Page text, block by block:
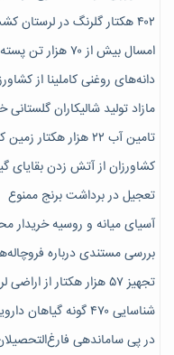
۴۰۲ هکتار گلرنگ در لرستان کشت شده است
امسال بیش از ۷۰ هزار تن پسته در رفسنجان برداشت می‌شود
دانه‌های روغنی کاملینا از
مازاد تولید شالیکاران
تامین آب ۲۲ هزار هکتار زمین کشاورزی از طریق سدهای خراسان شمالی
کشاورزان از آتش زدن بقایای
تعجیل در برداشت برنج ممنوع
آسیای میانه و روسیه خریدار
بررسی مستندی درباره
تجهیز ۵۷ هزار هکتار از اراضی لرستان به سیستم آبیاری نوین
شناسایی ۴۷٠ گونه گیاهان دارویی در آذربایجان غربی
در پی ساماندهی